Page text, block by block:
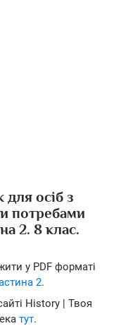
для осіб з
потребами
2. 8 клас.
у PDF форматі
2.
History | Твоя
тут.